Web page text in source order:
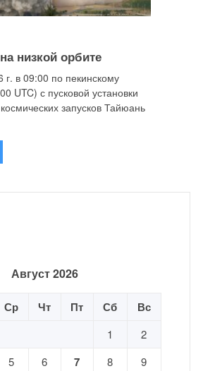
низкой орбите
в 09:00 по пекинскому
UTC) с пусковой установки
запусков Тайюань
Август 2026
Ср Чт Пт Сб Вс
1
2
5 6 7 8
9